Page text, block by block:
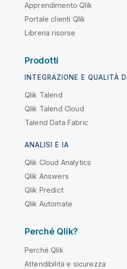
Apprendimento Qlik
Portale clienti Qlik
Libreria risorse
Prodotti
INTEGRAZIONE E QUALITÀ
Qlik Talend
Qlik Talend Cloud
Talend Data Fabric
ANALISI E IA
Qlik Cloud Analytics
Qlik Answers
Qlik Predict
Qlik Automate
Perché Qlik?
Perché Qlik
Attendibilità e sicurezza